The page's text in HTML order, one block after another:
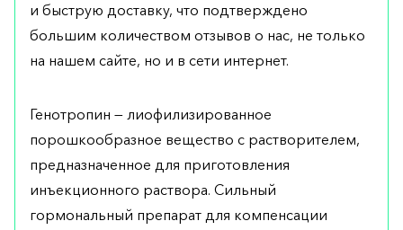
и быструю доставку, что подтверждено
большим количеством отзывов о нас, не только
на нашем сайте, но и в сети интернет.
Генотропин — лиофилизированное
порошкообразное вещество с растворителем,
предназначенное для приготовления
инъекционного раствора. Сильный
гормональный препарат для компенсации